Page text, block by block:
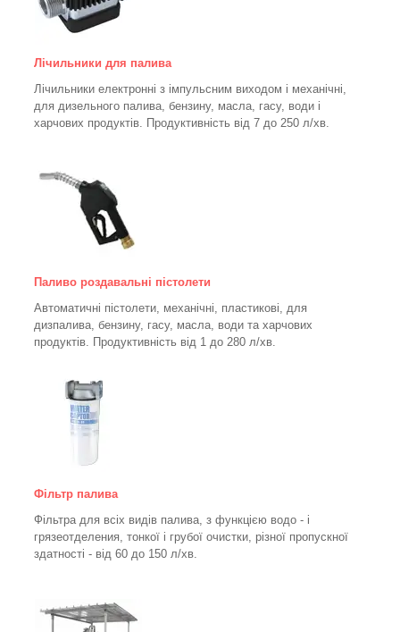
Лічильники для палива
Лічильники електронні з імпульсним виходом і механічні,
для дизельного палива, бензину, масла, гасу, води і
харчових продуктів. Продуктивність від 7 до 250 л/хв.
Паливо роздавальні пістолети
Автоматичні пістолети, механічні, пластикові, для
дизпалива, бензину, гасу, масла, води та харчових
продуктів. Продуктивність від 1 до 280 л/хв.
Фільтр палива
Фільтра для всіх видів палива, з функцією водо - і
грязеотделения, тонкої і грубої очистки, різної пропускної
здатності - від 60 до 150 л/хв